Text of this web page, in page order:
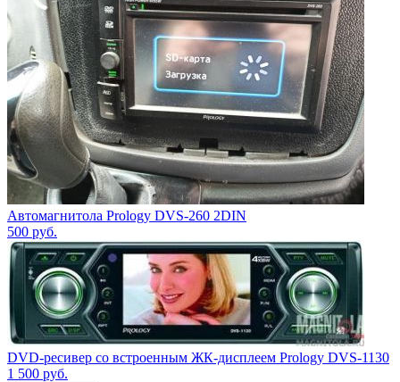
Автомагнитола Prology DVS-260 2DIN
500 руб.
DVD-ресивер со встроенным ЖК-дисплеем Prology DVS-1130
1 500 руб.